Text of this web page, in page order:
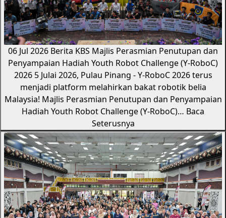
06 Jul 2026 Berita KBS Majlis Perasmian Penutupan dan
Penyampaian Hadiah Youth Robot Challenge (Y-RoboC)
2026 5 Julai 2026, Pulau Pinang - Y-RoboC 2026 terus
menjadi platform melahirkan bakat robotik belia
Malaysia! Majlis Perasmian Penutupan dan Penyampaian
Hadiah Youth Robot Challenge (Y-RoboC)… Baca
Seterusnya